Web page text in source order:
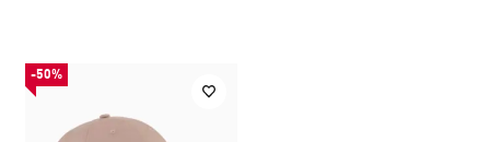
-50%